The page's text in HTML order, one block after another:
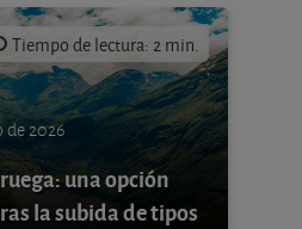
Tiempo de lectura: 2 min.
de 2026
una opción
la subida de tipos